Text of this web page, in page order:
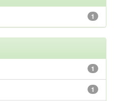
1
1
1